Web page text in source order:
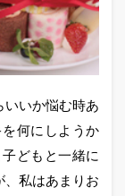
いいか悩む時あ
何にしようか
どもと一緒に
、私はあまりお